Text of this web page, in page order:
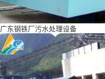
广东钢铁厂污水处理设备